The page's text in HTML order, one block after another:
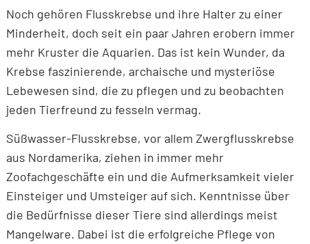
Noch gehören Flusskrebse und ihre Halter zu einer
Minderheit, doch seit ein paar Jahren erobern immer
mehr Kruster die Aquarien. Das ist kein Wunder, da
Krebse faszinierende, archaische und mysteriöse
Lebewesen sind, die zu pflegen und zu beobachten
jeden Tierfreund zu fesseln vermag.
Süßwasser-Flusskrebse, vor allem Zwergflusskrebse
aus Nordamerika, ziehen in immer mehr
Zoofachgeschäfte ein und die Aufmerksamkeit vieler
Einsteiger und Umsteiger auf sich. Kenntnisse über
die Bedürfnisse dieser Tiere sind allerdings meist
Mangelware. Dabei ist die erfolgreiche Pflege von